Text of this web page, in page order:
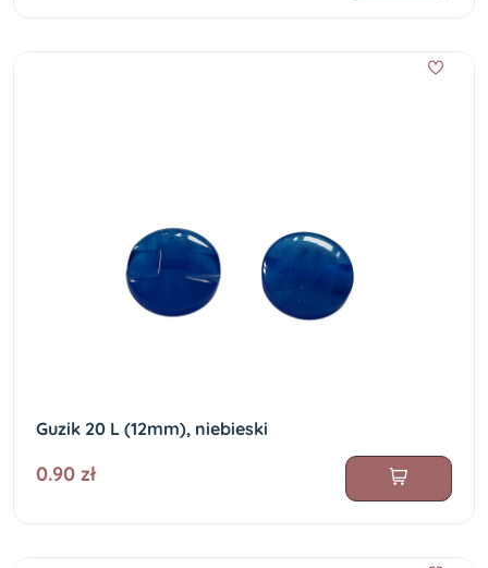
Guzik 20 L (12mm), niebieski
0.90 zł